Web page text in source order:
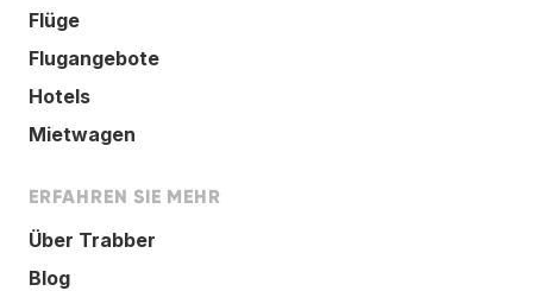
Flüge
Flugangebote
Hotels
Mietwagen
ERFAHREN SIE MEHR
Über Trabber
Blog